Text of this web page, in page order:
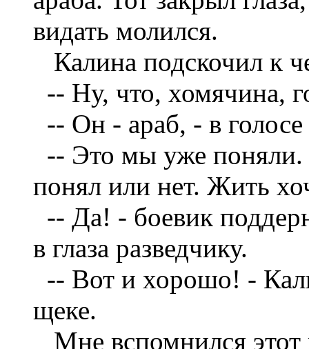
видать молился.
Калина подскочил к
-- Ну, что, хомячина,
-- Он - араб, - в
-- Это мы уже поняли.
понял или нет. Жить
-- Да! - боевик
в глаза разведчику.
-- Вот и хорошо! -
щеке.
Мне вспомнился этот